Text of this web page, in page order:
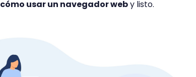
cómo usar un navegador weby listo.